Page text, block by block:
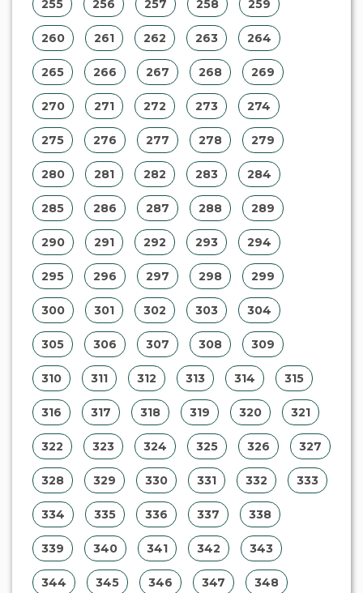
305 306 307 308 309
310 311 312 313 314
316 317 318 319 320
322 323 324 325 326
328 329 330 331 332
334 335 336 337 338
339 340 341 342 343
344 345 346 347 348
349 350 351 352 353
355 356 357 358 359
360 361 362 363 364
365 366 367 368 369
370 371 372 373 374
375 376 377 378 379
380 381 382 383 384
385 386 387 388 389
390 391 392 393 394